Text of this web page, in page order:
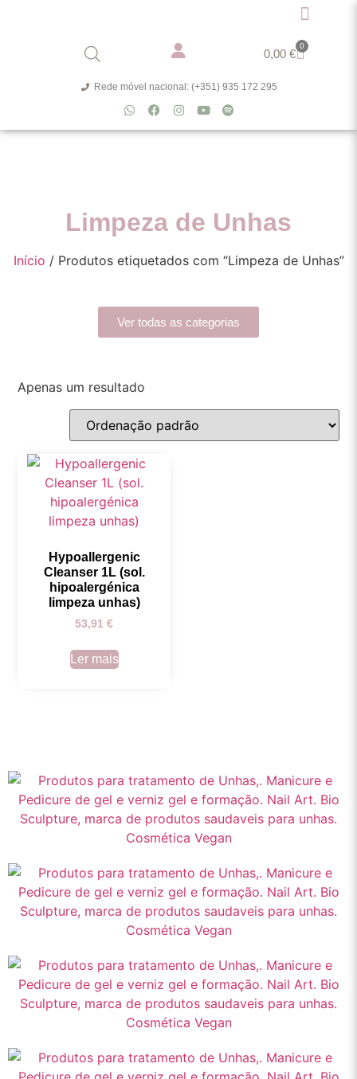
0,00€
0
Rede móvel nacional: (+351) 935 172 295
Limpeza de Unhas
Início / Produtos etiquetados com “Limpeza de Unhas”
Ver todas as categorias
Apenas um resultado
Hypoallergenic
Cleanser 1L (sol.
hipoalergénica
limpeza unhas)
53,91€
Ler mais